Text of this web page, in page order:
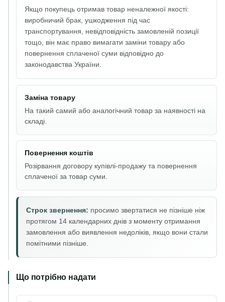
Якщо покупець отримав товар неналежної якості:
виробничий брак, ушкодження під час
транспортування, невідповідність замовленій позиції
тощо, він має право вимагати заміни товару або
повернення сплаченої суми відповідно до
законодавства України.
Заміна товару
На такий самий або аналогічний товар за наявності на
складі.
Повернення коштів
Розірвання договору купівлі-продажу та повернення
сплаченої за товар суми.
Строк звернення: просимо звертатися не пізніше ніж
протягом 14 календарних днів з моменту отримання
замовлення або виявлення недоліків, якщо вони стали
помітними пізніше.
Що потрібно надати